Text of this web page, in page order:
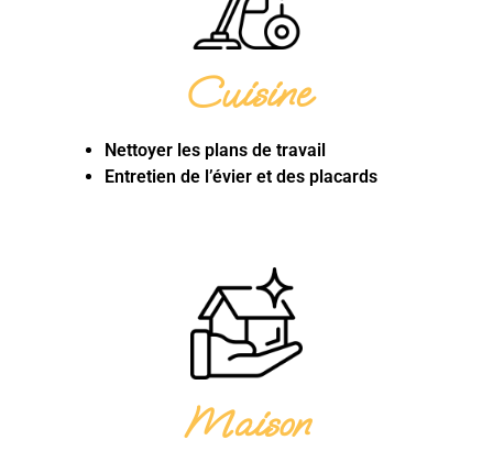
Cuisine
Nettoyer les plans de travail
Entretien de l’évier et des placards
Maison